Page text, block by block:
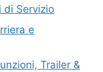
di Servizio
e
Trailer &